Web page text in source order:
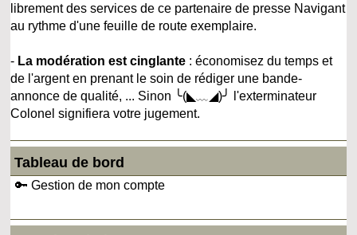
librement des services de ce partenaire de presse Navigant
au rythme d'une feuille de route exemplaire.
- La modération est cinglante : économisez du temps et
de l'argent en prenant le soin de rédiger une bande-
annonce de qualité, ... Sinon ╰(◣﹏◢)╯ l'exterminateur
Colonel signifiera votre jugement.
Tableau de bord
🔑 Gestion de mon compte